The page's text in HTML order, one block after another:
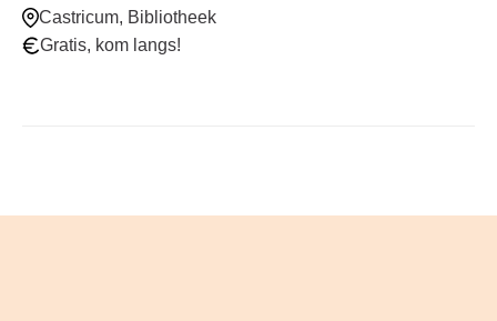
en
wanneer:
Castricum, Bibliotheek
Gratis, kom langs!